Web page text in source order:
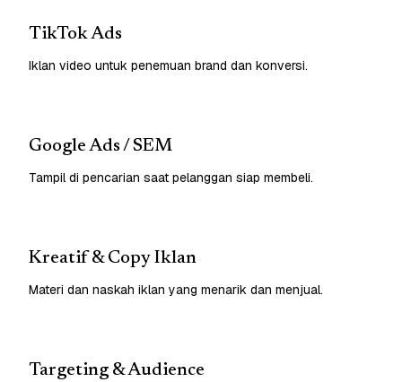
TikTok Ads
Iklan video untuk penemuan brand dan konversi.
Google Ads / SEM
Tampil di pencarian saat pelanggan siap membeli.
Kreatif & Copy Iklan
Materi dan naskah iklan yang menarik dan menjual.
Targeting & Audience